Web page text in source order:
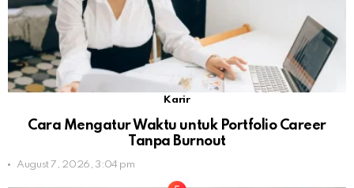
Karir
Cara Mengatur Waktu untuk Portfolio Career
Tanpa Burnout
August 7, 2026, 3:04 pm